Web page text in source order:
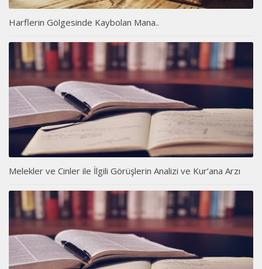
Harflerin Gölgesinde Kaybolan Mana..
Melekler ve Cinler ile İlgili Görüşlerin Analizi ve Kur’ana Arzı